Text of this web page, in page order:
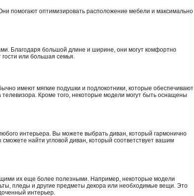
помогают оптимизировать расположение мебели и максимально
Благодаря большой длине и ширине, они могут комфортно
или большая семья.
имеют мягкие подушки и подлокотники, которые обеспечивают
Кроме того, некоторые модели могут быть оснащены
интерьера. Вы можете выбрать диван, который гармонично
найти угловой диван, который соответствует вашим
их еще более полезными. Например, некоторые модели
пледы и другие предметы декора или необходимые вещи. Это
интерьер.